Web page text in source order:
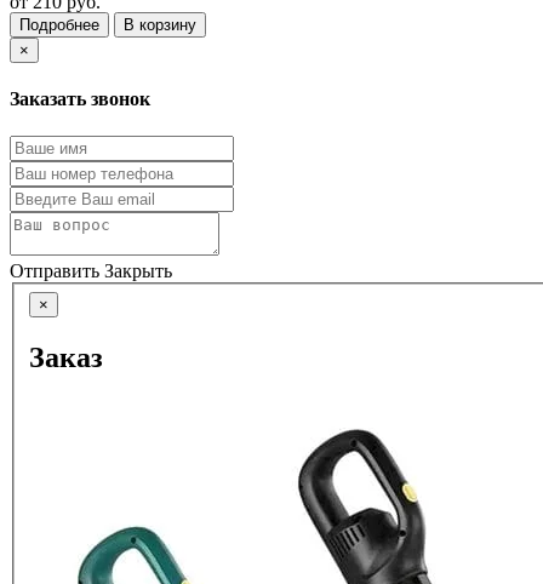
Подробнее
В корзину
×
Заказать звонок
Отправить Закрыть
×
Заказ